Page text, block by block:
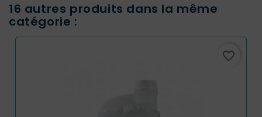
16 autres produits dans la même
catégorie :
favorite_border